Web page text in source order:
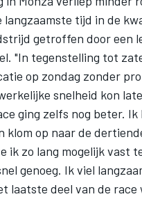
langzaamste tijd in de
getroffen door een
"In tegenstelling tot
op zondag zonder
snelheid kon
ging zelfs nog beter. Ik
klom op naar de
ik zo lang mogelijk vast
genoeg. Ik viel
laatste deel van de race